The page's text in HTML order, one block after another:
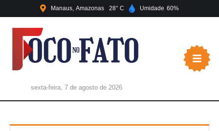
Manaus Amazonas 28 Umidade 60
sexta-feira, 7 de agosto de 2026